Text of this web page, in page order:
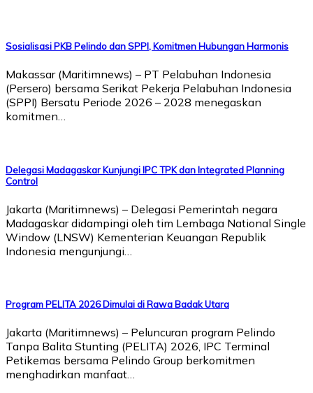
Sosialisasi PKB Pelindo dan SPPI, Komitmen Hubungan Harmonis
Makassar (Maritimnews) – PT Pelabuhan Indonesia
(Persero) bersama Serikat Pekerja Pelabuhan Indonesia
(SPPI) Bersatu Periode 2026 – 2028 menegaskan
komitmen…
Delegasi Madagaskar Kunjungi IPC TPK dan Integrated Planning
Control
Jakarta (Maritimnews) – Delegasi Pemerintah negara
Madagaskar didampingi oleh tim Lembaga National Single
Window (LNSW) Kementerian Keuangan Republik
Indonesia mengunjungi…
Program PELITA 2026 Dimulai di Rawa Badak Utara
Jakarta (Maritimnews) – Peluncuran program Pelindo
Tanpa Balita Stunting (PELITA) 2026, IPC Terminal
Petikemas bersama Pelindo Group berkomitmen
menghadirkan manfaat…